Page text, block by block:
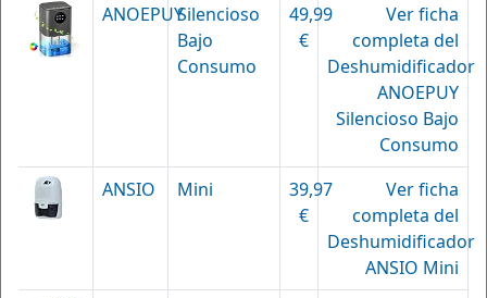
ANOEPUYSilencioso
Bajo
Consumo
49,99
€
Ver ficha
completa del
Deshumidificador
ANOEPUY
Silencioso Bajo
Consumo
ANSIO
Mini
39,97
€
Ver ficha
completa del
Deshumidificador
ANSIO Mini